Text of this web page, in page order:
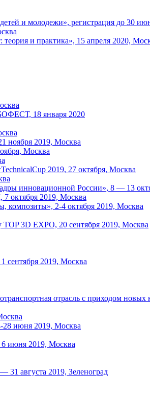
и молодежи», регистрация до 30
и практика», 15 апреля 2020,
18 января 2020
ноября 2019, Москва
Москва
2019, 27 октября, Москва
инновационной России», 8 — 13
октября 2019, Москва
композиты», 2-4 октября 2019, Москва
3D EXPO, 20 сентября 2019, Москва
сентября 2019, Москва
отрасль с приходом новых
28 июня 2019, Москва
июня 2019, Москва
августа 2019, Зеленоград